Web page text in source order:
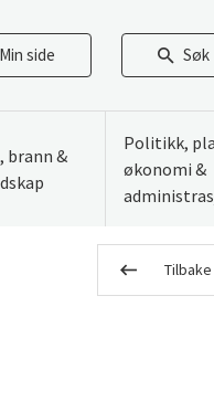
Min side Søk
brann &
Politikk,
økonomi &
Tilbake